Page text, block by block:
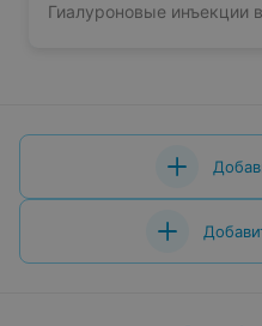
Гиалуроновые инъекции